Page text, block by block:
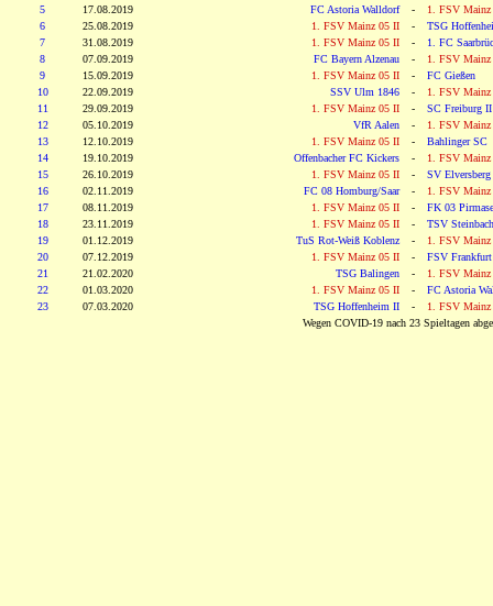
5
17.08.2019 FC Astoria Walldorf -
1. FSV
6
25.08.2019 1. FSV Mainz 05 II -
TSG
7
31.08.2019 1. FSV Mainz 05 II -
1. FC
8
07.09.2019 FC Bayern Alzenau -
1. FSV
9
15.09.2019 1. FSV Mainz 05 II -
FC Gießen
10
22.09.2019 SSV Ulm 1846 -
1. FSV
11
29.09.2019 1. FSV Mainz 05 II -
SC Freiburg II
12
05.10.2019 VfR Aalen -
1. FSV
13
12.10.2019 1. FSV Mainz 05 II -
Bahlinger SC
14
19.10.2019 Offenbacher FC Kickers -
1. FSV
15
26.10.2019 1. FSV Mainz 05 II -
SV Elversberg
16
02.11.2019 FC 08 Homburg/Saar -
1. FSV
17
08.11.2019 1. FSV Mainz 05 II -
FK 03
18
23.11.2019 1. FSV Mainz 05 II -
TSV Steinbach
19
01.12.2019 TuS Rot-Weiß Koblenz -
1. FSV
20
07.12.2019 1. FSV Mainz 05 II -
FSV Frankfurt
21
21.02.2020 TSG Balingen -
1. FSV
22
01.03.2020 1. FSV Mainz 05 II -
FC Astoria
23
07.03.2020 TSG Hoffenheim II -
1. FSV
Wegen COVID-19 nach 23 Spieltagen